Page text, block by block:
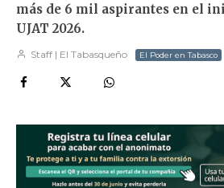
más de 6 mil aspirantes en el
UJAT 2026.
Staff | El Tabasqueño El Poder en Tabasco